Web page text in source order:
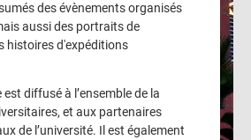
des évènements organisés
aussi des portraits de
histoires d'expéditions
diffusé à l’ensemble de la
et aux partenaires
de l’université. Il est également